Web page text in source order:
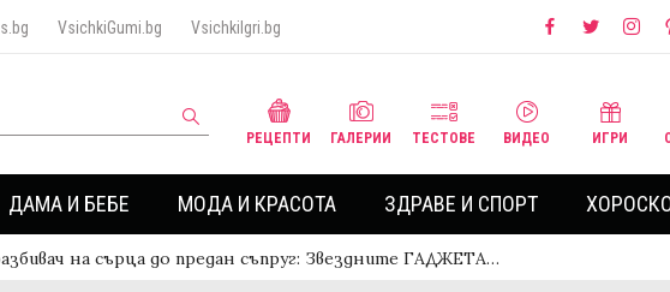
VsichkiGumi.bg VsichkiIgri.bg
РЕЦЕПТИ ГАЛЕРИИ ТЕСТОВЕ ВИДЕО ИГРИ
ДАМА И БЕБЕ МОДА И КРАСОТА ЗДРАВЕ И СПОРТ
на сърца до предан съпруг: Звездните ГАДЖЕТА…